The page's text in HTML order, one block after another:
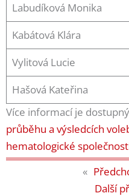
Labudíková Monika
Kabátová Klára
Vylitová Lucie
Hašová Kateřina
Více informací je
průběhu a výsledcích
hematologické
«
Další